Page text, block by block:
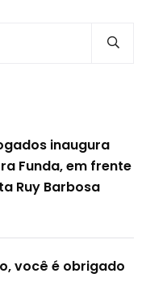
inaugura
Funda, em frente
Ruy Barbosa
você é obrigado